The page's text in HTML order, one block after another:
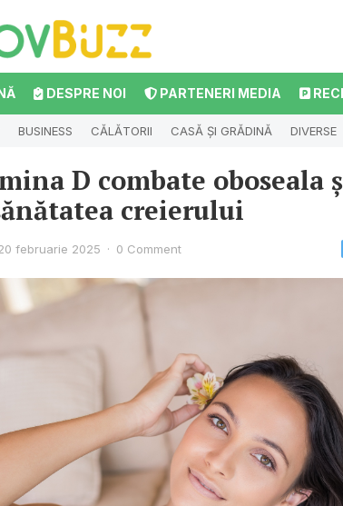
DESPRE NOI PARTENERI MEDIA
BUSINESS CĂLĂTORII CASĂ ȘI GRĂDINĂ DIVERSE
D combate oboseala
creierului
februarie 2025 · 0 Comment